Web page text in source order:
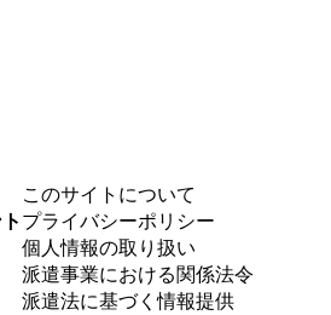
このサイトについて
プライバシーポリシー
個人情報の取り扱い
派遣事業における関係法令
派遣法に基づく情報提供